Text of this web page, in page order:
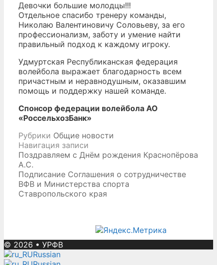
Девочки большие молодцы!!!
Отдельное спасибо тренеру команды,
Николаю Валентиновичу Соловьеву, за его
профессионализм, заботу и умение найти
правильный подход к каждому игроку.
Удмуртская Республиканская федерация
волейбола выражает благодарность всем
причастным и неравнодушным, оказавшим
помощь и поддержку нашей команде.
Спонсор федерации волейбола АО
«РоссельхозБанк»
Рубрики Общие новости
Навигация записи
Поздравляем с Днём рождения Краснопёрова
А.С.
Подписание Соглашения о сотрудничестве
ВФВ и Министерства спорта
Ставропольского края
© 2026 • УРФВ
Russian